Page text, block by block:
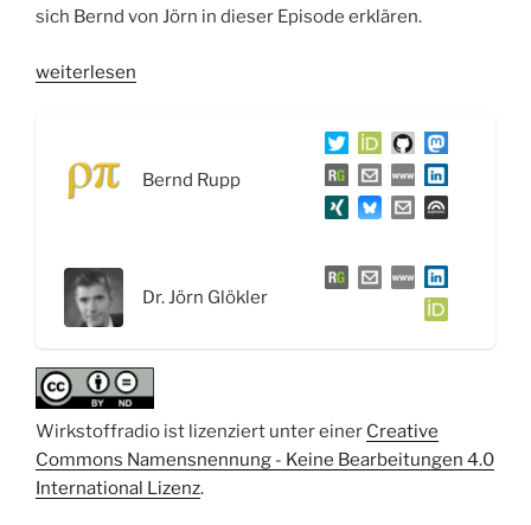
sich Bernd von Jörn in dieser Episode erklären.
„WSR040
NGS:
DNA
Interview
mit
Dr.
Jörn
Glökler“
weiterlesen
Bernd Rupp
Dr. Jörn Glökler
Wirkstoffradio ist lizenziert unter einer Creative
Commons Namensnennung - Keine Bearbeitungen 4.0
International Lizenz.